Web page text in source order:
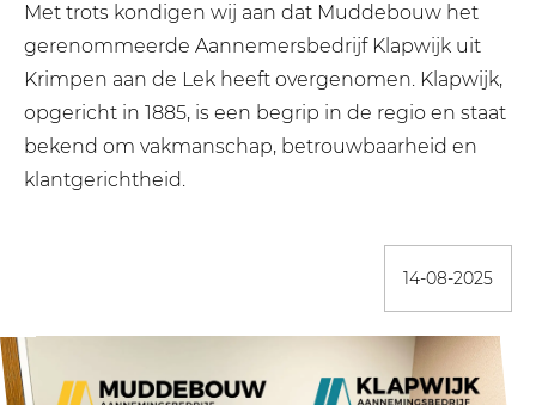
Met trots kondigen wij aan dat Muddebouw het
gerenommeerde Aannemersbedrijf Klapwijk uit
Krimpen aan de Lek heeft overgenomen. Klapwijk,
opgericht in 1885, is een begrip in de regio en staat
bekend om vakmanschap, betrouwbaarheid en
klantgerichtheid.
14-08-2025